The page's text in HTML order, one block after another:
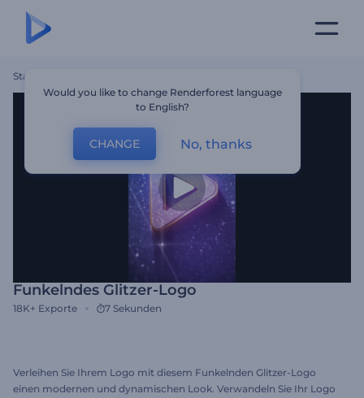
Startseite
Funkelndes Glitzer-Logo
18K+ Exporte 7 Sekunden
Verleihen Sie Ihrem Logo mit diesem Funkelnden Glitzer-Logo
einen modernen und dynamischen Look. Verwandeln Sie Ihr Logo
Would you like to change Renderforest language
to English?
CHANGE No, thanks